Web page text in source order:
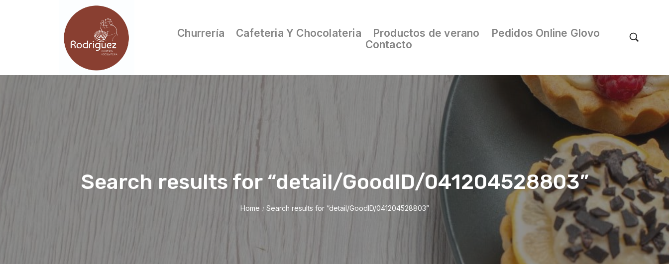
Churrería Cafeteria Y Chocolateria Productos de verano
Pedidos Online Glovo
Contacto
Search results for “detail/GoodID/041204528803”
Home / Search results for “detail/GoodID/041204528803”